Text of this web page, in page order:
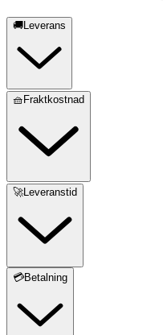
🚚Leverans
🧺Fraktkostnad
🚀Leveranstid
💳Betalning